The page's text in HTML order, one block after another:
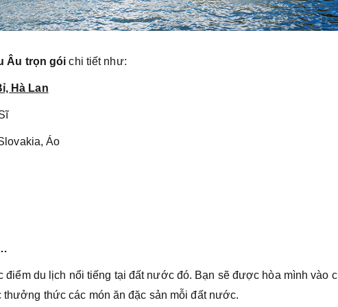
Âu trọn gói chi tiết như:
Hà Lan
Áo
điểm du lịch nổi tiếng tại đất nước đó. Bạn sẽ được hòa mình vào
thức các món ăn đặc sản mỗi đất nước.